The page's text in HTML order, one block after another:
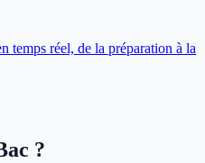
temps réel, de la préparation à la
?